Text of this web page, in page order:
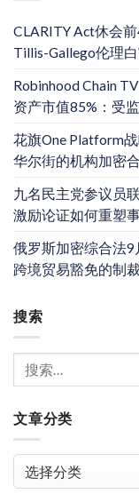
CLARITY Act休会
Tillis-Gallego伦理
Robinhood Chain
资产市值85%：受
花旗One Platform
华尔街的机构加密
九名民主党参议员
激励论证如何重塑
俄罗斯加密综合法
跨境贸易豁免的制
搜索
文章分类